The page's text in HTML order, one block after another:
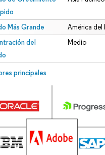
Más Grande América del
del
Medio
principales
Mordor Intelligence. El uso requiere